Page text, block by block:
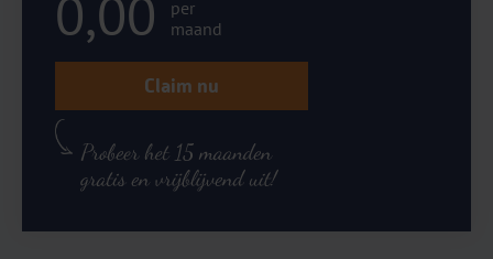
0,00
per
maand
Claim nu